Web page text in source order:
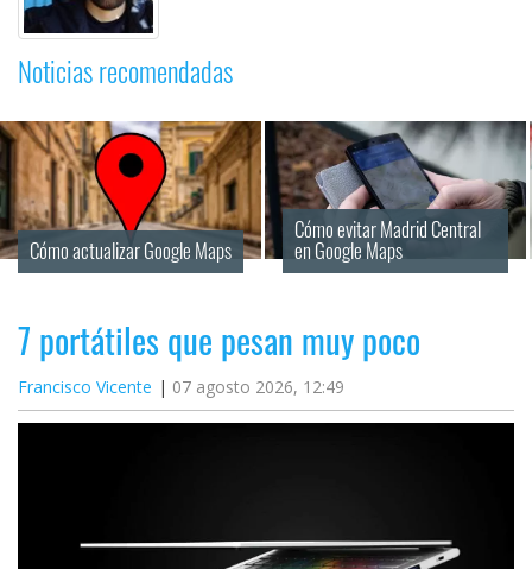
Noticias recomendadas
Cómo actualizar Google Maps
Cómo evitar Madrid Central
en Google Maps
7 portátiles que pesan muy poco
Francisco Vicente 07 agosto 2026, 12:49